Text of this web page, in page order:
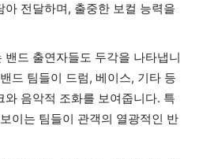
아 전달하며, 출중한 보컬 능력을
밴드 출연자들도 두각을 나타냅니
드 팀들이 드럼, 베이스, 기타 등
와 음악적 조화를 보여줍니다. 특
이는 팀들이 관객의 열광적인 반